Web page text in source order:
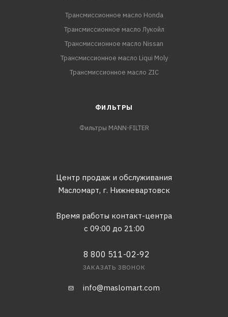
Трансмиссионное масло Honda
Трансмиссионное масло Лукойл
Трансмиссионное масло Nissan
Трансмиссионное масло Liqui Moly
Трансмиссионное масло ZIC
ФИЛЬТРЫ
Фильтры MANN-FILTER
Центр продаж и обслуживания
Масломарт, г. Нижневартовск
Время работы контакт-центра
с 09:00 до 21:00
8 800 511-02-92
ЗАКАЗАТЬ ЗВОНОК
info@maslomart.com